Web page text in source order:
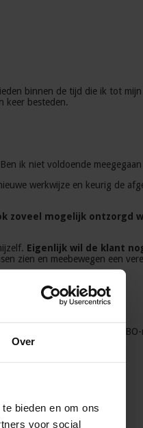
Over
bieden en om ons
voor social
binnen de tijd die ik tot
keer besteden.
ik niet voldoende
werkwijze en keurig de
zoveel mogelijk ontzorgd
Eigenlijk wil de klant
zien en meebewegen een
eens deze opleidingen op